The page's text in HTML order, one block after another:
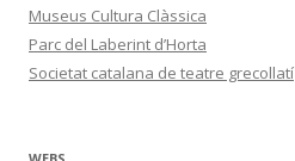
Museus Cultura Clàssica
Parc del Laberint d’Horta
Societat catalana de teatre grecollatí